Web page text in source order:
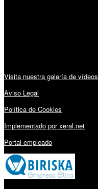
Visita nuestra galería de vídeos
Aviso Legal
Política de Cookies
Implementado por xeral.net
Portal empleado